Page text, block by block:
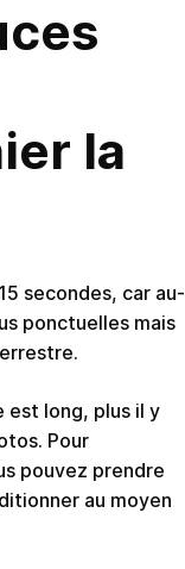
la
secondes, car au-
ponctuelles mais
est long, plus il y
Pour
pouvez prendre
au moyen